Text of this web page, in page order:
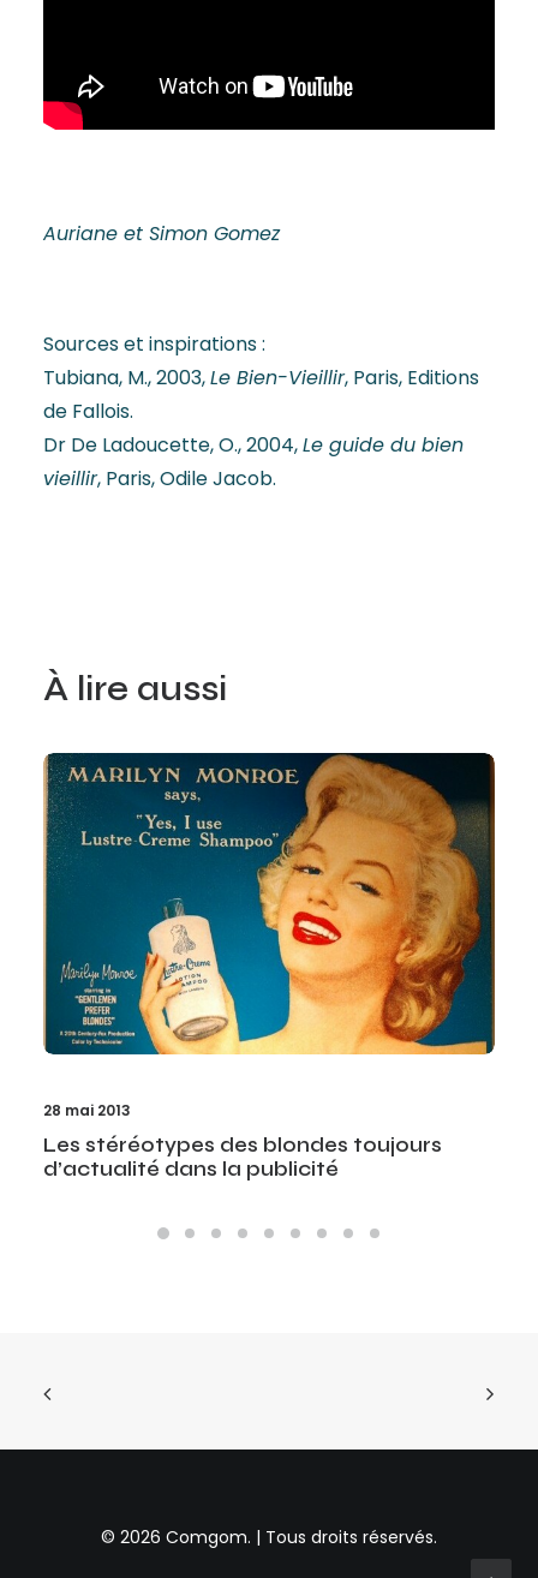
Auriane et Simon Gomez
Sources et inspirations :
Tubiana, M., 2003,Le Bien-Vieillir, Paris, Editions
de Fallois.
Dr De Ladoucette, O., 2004,Le guide du bien
vieillir, Paris, Odile Jacob.
À lire aussi
28 mai 2013
Les stéréotypes des blondes toujours
d’actualité dans la publicité
© 2026 Comgom. | Tous droits réservés.